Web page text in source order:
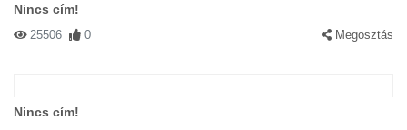
Nincs cím!
25506 0 Megosztás
Nincs cím!